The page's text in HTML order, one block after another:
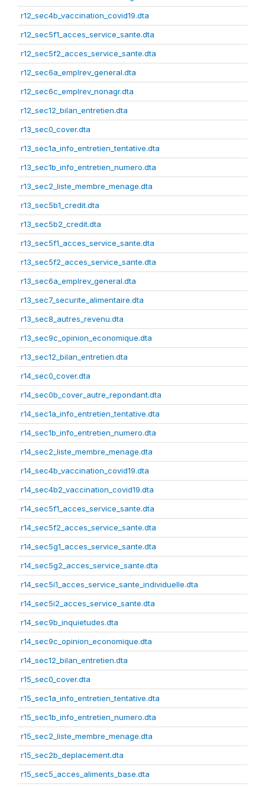
r12_sec4b_vaccination_covid19.dta
r12_sec5f1_acces_service_sante.dta
r12_sec5f2_acces_service_sante.dta
r12_sec6a_emplrev_general.dta
r12_sec6c_emplrev_nonagr.dta
r12_sec12_bilan_entretien.dta
r13_sec0_cover.dta
r13_sec1a_info_entretien_tentative.dta
r13_sec1b_info_entretien_numero.dta
r13_sec2_liste_membre_menage.dta
r13_sec5b1_credit.dta
r13_sec5b2_credit.dta
r13_sec5f1_acces_service_sante.dta
r13_sec5f2_acces_service_sante.dta
r13_sec6a_emplrev_general.dta
r13_sec7_securite_alimentaire.dta
r13_sec8_autres_revenu.dta
r13_sec9c_opinion_economique.dta
r13_sec12_bilan_entretien.dta
r14_sec0_cover.dta
r14_sec0b_cover_autre_repondant.dta
r14_sec1a_info_entretien_tentative.dta
r14_sec1b_info_entretien_numero.dta
r14_sec2_liste_membre_menage.dta
r14_sec4b_vaccination_covid19.dta
r14_sec4b2_vaccination_covid19.dta
r14_sec5f1_acces_service_sante.dta
r14_sec5f2_acces_service_sante.dta
r14_sec5g1_acces_service_sante.dta
r14_sec5g2_acces_service_sante.dta
r14_sec5i1_acces_service_sante_individuelle.dta
r14_sec5i2_acces_service_sante.dta
r14_sec9b_inquietudes.dta
r14_sec9c_opinion_economique.dta
r14_sec12_bilan_entretien.dta
r15_sec0_cover.dta
r15_sec1a_info_entretien_tentative.dta
r15_sec1b_info_entretien_numero.dta
r15_sec2_liste_membre_menage.dta
r15_sec2b_deplacement.dta
r15_sec5_acces_aliments_base.dta